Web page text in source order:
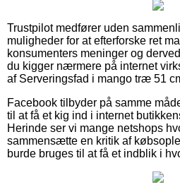
Trustpilot medfører uden
muligheder for at efterforske ret
konsumenters meninger og
du kigger nærmere på internet
af Serveringsfad i mango træ 51
Facebook tilbyder på samme
til at få et kig ind i internet
Herinde ser vi mange netshops
sammensætte en kritik af
burde bruges til at få et indblik i